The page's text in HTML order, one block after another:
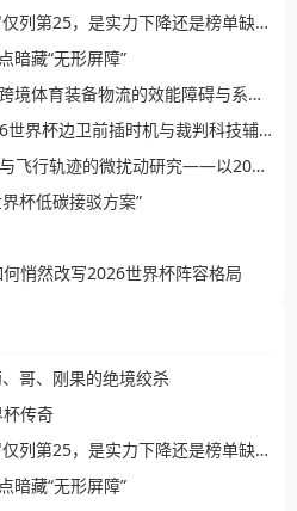
2026世界杯百大球星榜：C罗仅列第25，是实力下降还是榜单缺乏公信力？
暗藏“无形屏障”
“2026多国联办世界杯背景下跨境体育装备物流的效能障碍与系统性提升路径”
越位判据的算法化重构：2026世界杯边卫前插时机与裁判科技辅助决策的演进逻辑
538米海拔下足球空气动力学与飞行轨迹的微扰动研究——以2026世界杯BBVA球场为例
杯低碳接驳方案”
悄然改写2026世界杯阵容格局
哥、刚果的绝境绞杀
传奇
2026世界杯百大球星榜：C罗仅列第25，是实力下降还是榜单缺乏公信力？
暗藏“无形屏障”